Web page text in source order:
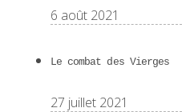
6 août 2021
Le combat des Vierges
27 juillet 2021